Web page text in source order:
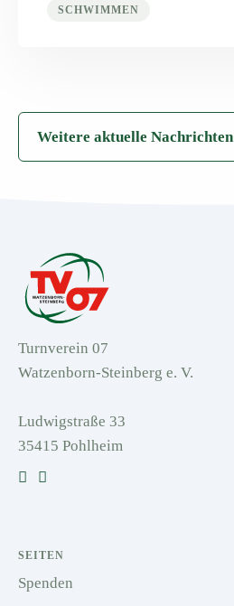
SCHWIMMEN
Weitere aktuelle Nachrichten
Turnverein 07
Watzenborn-Steinberg e. V.
Ludwigstraße 33
35415 Pohlheim
SEITEN
Spenden